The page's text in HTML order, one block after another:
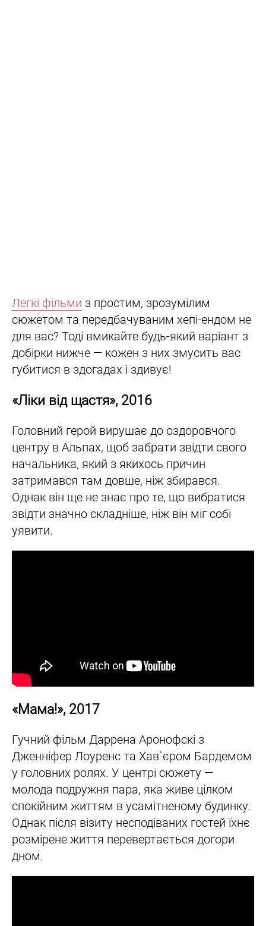
Легкі фільми з простим, зрозумілим
сюжетом та передбачуваним хепі-ендом не
для вас? Тоді вмикайте будь-який варіант з
добірки нижче — кожен з них змусить вас
губитися в здогадах і здивує!
«Ліки від щастя», 2016
Головний герой вирушає до оздоровчого
центру в Альпах, щоб забрати звідти свого
начальника, який з якихось причин
затримався там довше, ніж збирався.
Однак він ще не знає про те, що вибратися
звідти значно складніше, ніж він міг собі
уявити.
«Мама!», 2017
Гучний фільм Даррена Аронофскі з
Дженніфер Лоуренс та Хав`єром Бардемом
у головних ролях. У центрі сюжету —
молода подружня пара, яка живе цілком
спокійним життям в усамітненому будинку.
Однак після візиту несподіваних гостей їхнє
розмірене життя перевертається догори
дном.